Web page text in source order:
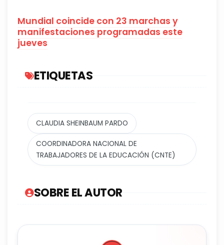
Mundial coincide con 23 marchas y
manifestaciones programadas este
jueves
ETIQUETAS
CLAUDIA SHEINBAUM PARDO
COORDINADORA NACIONAL DE
TRABAJADORES DE LA EDUCACIÓN (CNTE)
SOBRE EL AUTOR